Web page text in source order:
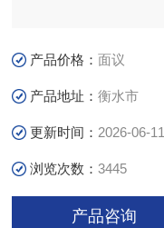
产品价格：面议
产品地址：衡水市
更新时间： 2026-06-11
浏览次数：3445
产品咨询